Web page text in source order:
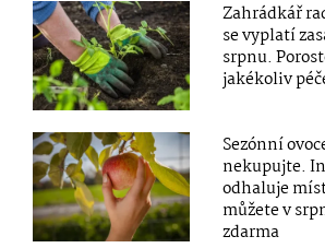
Zahrádkář
se vyplatí
srpnu.
jakékoliv
Sezónní
nekupujte.
odhaluje
můžete v
zdarma